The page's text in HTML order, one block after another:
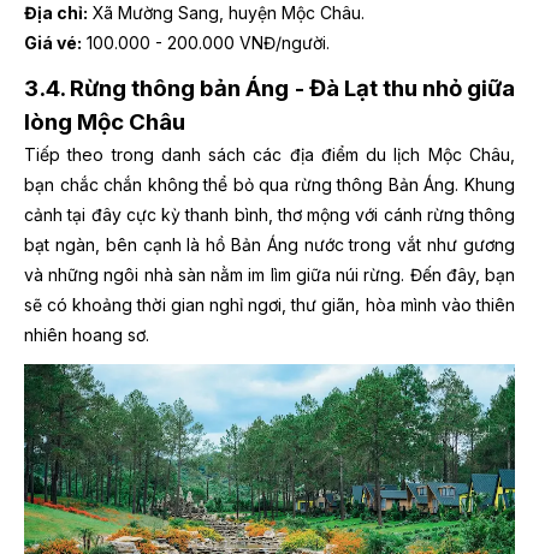
Địa chỉ: Xã Mường Sang, huyện Mộc Châu.
Giá vé: 100.000 - 200.000 VNĐ/người.
3.4. Rừng thông bản Áng - Đà Lạt thu nhỏ giữa
lòng Mộc Châu
Tiếp theo trong danh sách các địa điểm du lịch Mộc Châu,
bạn chắc chắn không thể bỏ qua rừng thông Bản Áng. Khung
cảnh tại đây cực kỳ thanh bình, thơ mộng với cánh rừng thông
bạt ngàn, bên cạnh là hồ Bản Áng nước trong vắt như gương
và những ngôi nhà sàn nằm im lìm giữa núi rừng. Đến đây, bạn
sẽ có khoảng thời gian nghỉ ngơi, thư giãn, hòa mình vào thiên
nhiên hoang sơ.